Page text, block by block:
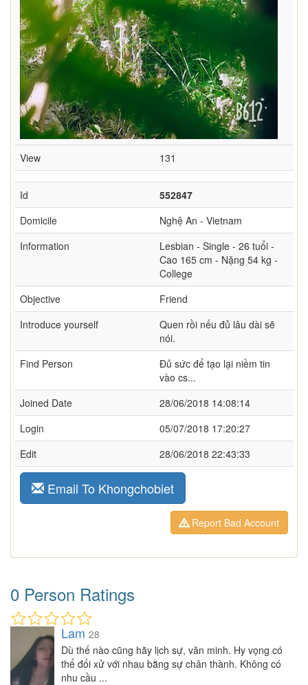
View 131
Id
552847
Domicile
Nghệ An - Vietnam
Information
Lesbian - Single - 26 tuổi -
Cao 165 cm - Nặng 54 kg -
College
Objective
Friend
Introduce yourself
Quen rồi nếu đủ lâu dài sẽ
nói.
Find Person
Đủ sức để tạo lại niềm tin
vào cs...
Joined Date
28/06/2018 14:08:14
Login
05/07/2018 17:20:27
Edit
28/06/2018 22:43:33
Email To Khongchobiet
Report Bad Account
0 Person Ratings
Lam 28
Dù thế nào cũng hãy lịch sự, văn minh. Hy vọng có
thể đối xử với nhau bằng sự chân thành. Không có
nhu cầu ...